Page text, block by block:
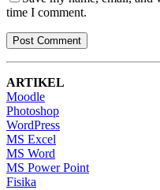
time I comment.
ARTIKEL
Moodle
Photoshop
WordPress
MS Excel
MS Word
MS Power Point
Fisika